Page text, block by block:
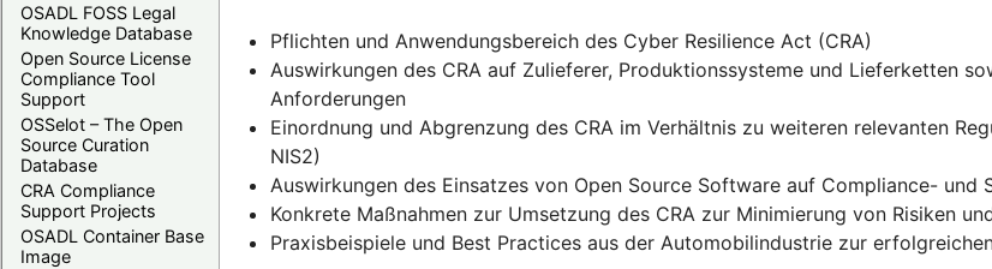
OSADL FOSS Legal
Knowledge Database
Open Source License
Compliance Tool
Support
OSSelot – The Open
Source Curation
Database
CRA Compliance
Support Projects
OSADL Container Base
Image
Pflichten und Anwendungsbereich des Cyber Resilience Act (CRA)
Auswirkungen des CRA auf Zulieferer, Produktionssysteme und Lieferketten
Anforderungen
Einordnung und Abgrenzung des CRA im Verhältnis zu weiteren relevanten
NIS2)
Auswirkungen des Einsatzes von Open Source Software auf Compliance- und
Konkrete Maßnahmen zur Umsetzung des CRA zur Minimierung von Risiken
Praxisbeispiele und Best Practices aus der Automobilindustrie zur